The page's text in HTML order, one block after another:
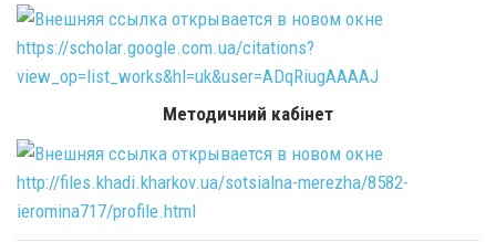
https://scholar.google.com.ua/citations?
view_op=list_works&hl=uk&user=ADqRiugAAAAJ
Методичний кабінет
http://files.khadi.kharkov.ua/sotsialna-merezha/8582-
ieromina717/profile.html